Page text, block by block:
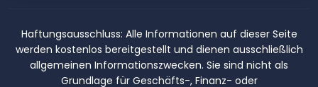
Haftungsausschluss: Alle Informationen auf dieser Seite
werden kostenlos bereitgestellt und dienen ausschließlich
allgemeinen Informationszwecken. Sie sind nicht als
Grundlage für Geschäfts-, Finanz- oder